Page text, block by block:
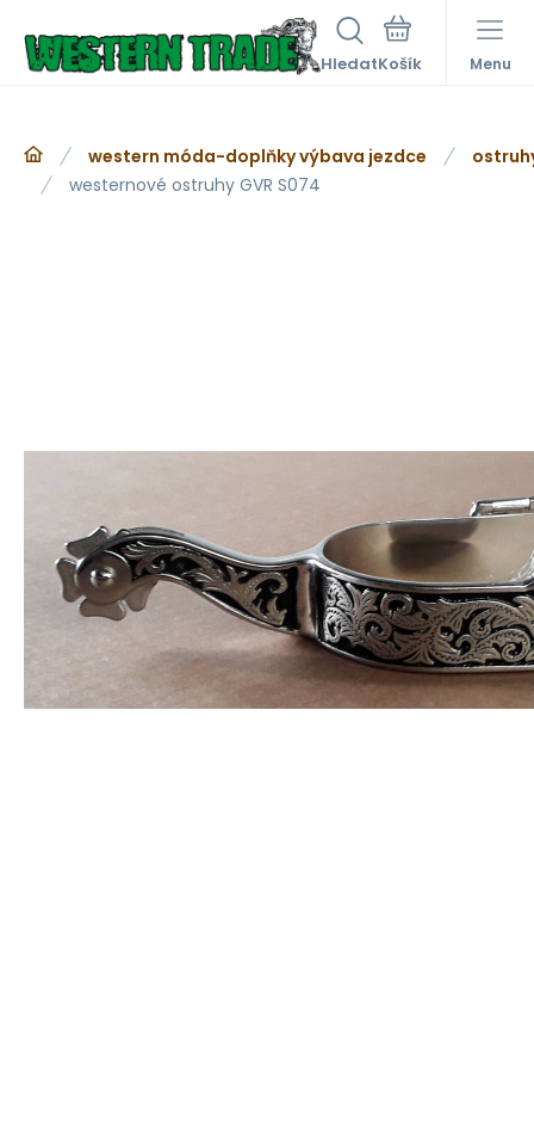
Hledat Menu
western móda-doplňky výbava jezdce
westernové ostruhy GVR S074